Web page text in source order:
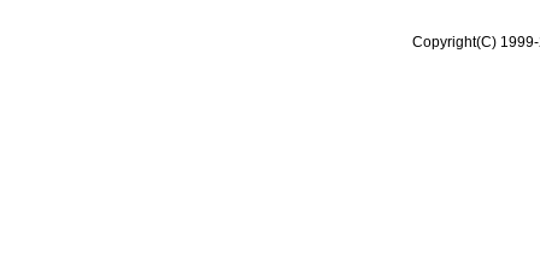
Copyright(C)